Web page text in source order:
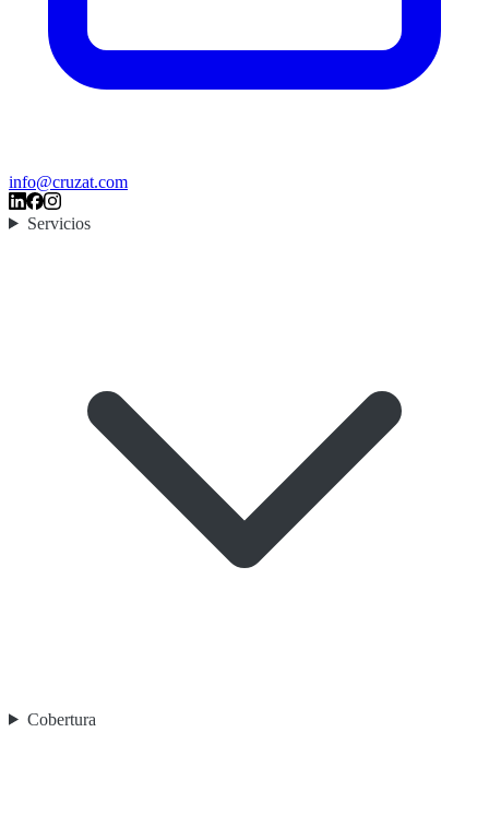
info@cruzat.com
Servicios
Cobertura